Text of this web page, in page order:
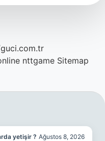
nttgame Sitemap
yetişir ? Ağustos 8, 2026